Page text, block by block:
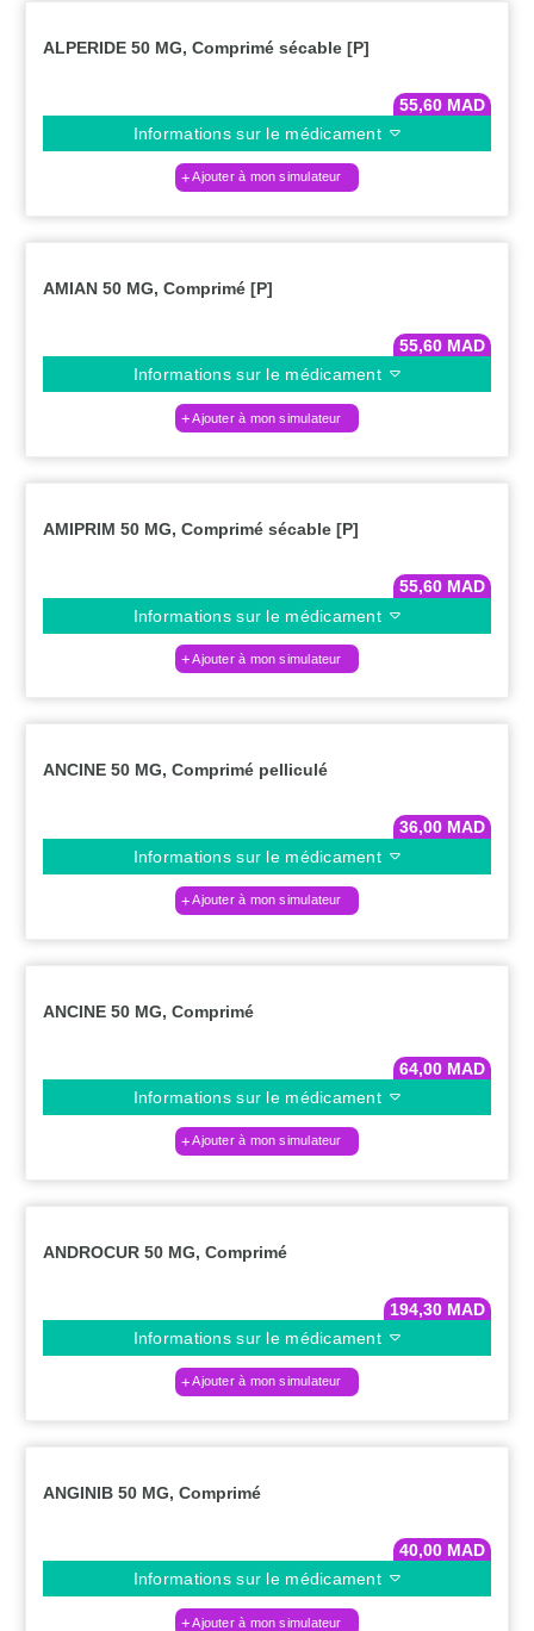
ALPERIDE 50 MG, Comprimé sécable [P]
55,60 MAD
Informations sur le médicament
Ajouter à mon simulateur
AMIAN 50 MG, Comprimé [P]
55,60 MAD
Informations sur le médicament
Ajouter à mon simulateur
AMIPRIM 50 MG, Comprimé sécable [P]
55,60 MAD
Informations sur le médicament
Ajouter à mon simulateur
ANCINE 50 MG, Comprimé pelliculé
36,00 MAD
Informations sur le médicament
Ajouter à mon simulateur
ANCINE 50 MG, Comprimé
64,00 MAD
Informations sur le médicament
Ajouter à mon simulateur
ANDROCUR 50 MG, Comprimé
194,30 MAD
Informations sur le médicament
Ajouter à mon simulateur
ANGINIB 50 MG, Comprimé
40,00 MAD
Informations sur le médicament
Ajouter à mon simulateur